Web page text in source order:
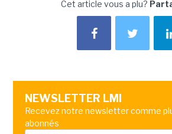
Cet article vous a plu?
NEWSLETTER LMI
Recevez notre newsletter comme
abonnés